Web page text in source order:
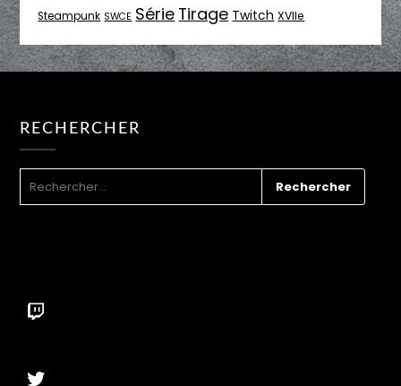
Steampunk SWCE Série Tirage Twitch XVIIe
RECHERCHER
Twitch
Twitter